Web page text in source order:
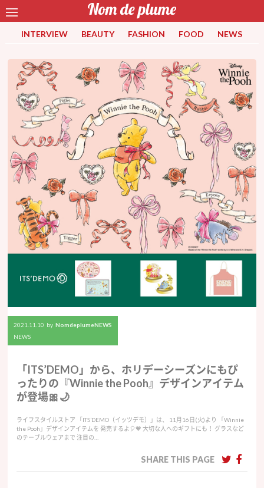
INTERVIEW BEAUTY FASHION FOOD NEWS
2021.11.10 by NomdeplumeNEWS
NEWS
「ITS’DEMO」から、ホリデーシーズンにもぴ
ったりの『Winnie the Pooh』デザインアイテム
が登場🎀🌙
ライフスタイルストア 「ITS’DEMO（イッツデモ）」は、 11月16日(火)より 「Winnie
the Pooh」デザインアイテムを 発売するよ🎈🧡 大切な人へのギフトにも！ グラスなど
のテーブルウェアまで 注目の…
SHARE THIS PAGE